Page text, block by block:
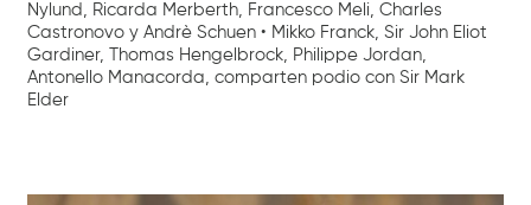
Nylund, Ricarda Merberth, Francesco Meli, Charles
Castronovo y Andrè Schuen • Mikko Franck, Sir John Eliot
Gardiner, Thomas Hengelbrock, Philippe Jordan,
Antonello Manacorda, comparten podio con Sir Mark
Elder